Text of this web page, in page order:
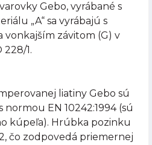
Gebo, vyrábané s
„A“ sa vyrábajú s
závitom (G) v
228/1.
liatiny Gebo sú
EN 10242:1994 (sú
kúpeľa). Hrúbka pozinku
čo zodpovedá priemernej